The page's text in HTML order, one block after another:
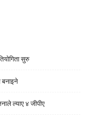
सुरु
बनाइने
ल्याए ४ जीपीए